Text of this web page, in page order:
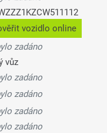
vozidlo online
zadáno
vůz
zadáno
zadáno
zadáno
zadáno